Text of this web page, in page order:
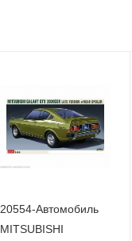
20554-Автомобиль
MITSUBISHI